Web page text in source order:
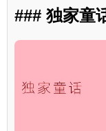
### 独家童